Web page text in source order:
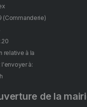
(Commanderie)
relative à la
à:
de la